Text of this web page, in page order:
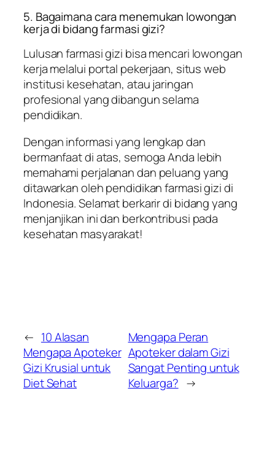
5. Bagaimana cara menemukan lowongan
kerja di bidang farmasi gizi?
Lulusan farmasi gizi bisa mencari lowongan
kerja melalui portal pekerjaan, situs web
institusi kesehatan, atau jaringan
profesional yang dibangun selama
pendidikan.
Dengan informasi yang lengkap dan
bermanfaat di atas, semoga Anda lebih
memahami perjalanan dan peluang yang
ditawarkan oleh pendidikan farmasi gizi di
Indonesia. Selamat berkarir di bidang yang
menjanjikan ini dan berkontribusi pada
kesehatan masyarakat!
← 10 Alasan
Mengapa Apoteker
Gizi Krusial untuk
Diet Sehat
Mengapa Peran
Apoteker dalam Gizi
Sangat Penting untuk
Keluarga? →